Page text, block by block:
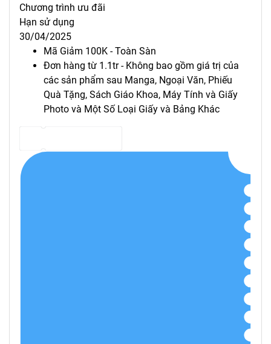
Chương trình ưu đãi
Hạn sử dụng
30/04/2025
Mã Giảm 100K - Toàn Sàn
Đơn hàng từ 1.1tr - Không bao gồm giá trị của
các sản phẩm sau Manga, Ngoại Văn, Phiếu
Quà Tặng, Sách Giáo Khoa, Máy Tính và Giấy
Photo và Một Số Loại Giấy và Bảng Khác